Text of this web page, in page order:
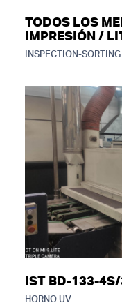
TODOS LOS
IMPRESIÓN /
INSPECTION-
IST BD-133-
HORNO UV